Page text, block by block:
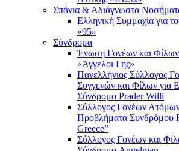
Σπάνια & Αδιάγνωστα
Ελληνική Συμμαχία για
«95»
Σύνδρομα
Ένωση Γονέων και
«Άγγελοι Γης»
Πανελλήνιος Σύλλογος
Συγγενών και Φίλων για
Σύνδρομο Prader Willi
Σύλλογος Γονέων
Προβλήματα Συνδρόμου
Greece”
Σύλλογος Γονέων και